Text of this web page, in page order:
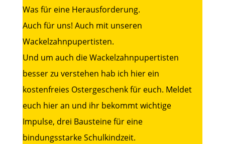
Was für eine Herausforderung.
Auch für uns! Auch mit unseren
Wackelzahnpupertisten.
Und um auch die Wackelzahnpupertisten
besser zu verstehen hab ich hier ein
kostenfreies Ostergeschenk für euch. Meldet
euch hier an und ihr bekommt wichtige
Impulse, drei Bausteine für eine
bindungsstarke Schulkindzeit.